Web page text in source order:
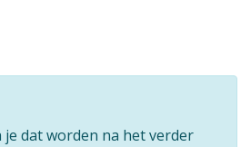
dat worden na het verder